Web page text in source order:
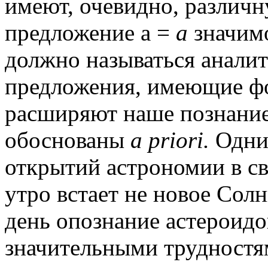
имеют, очевидно,
предложение а = а
должно называться
предложения, имеющие
расширяют наше
обоснованы a priori.
открытий астрономии в
утро встает не новое
день опознание
значительными